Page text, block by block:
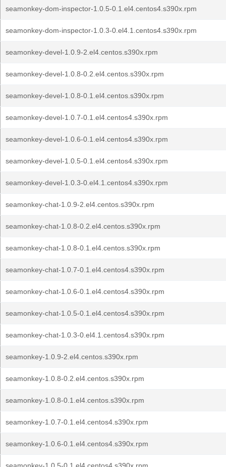
seamonkey-dom-inspector-1.0.5-0.1.el4.centos4.s390x.rpm
seamonkey-dom-inspector-1.0.3-0.el4.1.centos4.s390x.rpm
seamonkey-devel-1.0.9-2.el4.centos.s390x.rpm
seamonkey-devel-1.0.8-0.2.el4.centos.s390x.rpm
seamonkey-devel-1.0.8-0.1.el4.centos.s390x.rpm
seamonkey-devel-1.0.7-0.1.el4.centos4.s390x.rpm
seamonkey-devel-1.0.6-0.1.el4.centos4.s390x.rpm
seamonkey-devel-1.0.5-0.1.el4.centos4.s390x.rpm
seamonkey-devel-1.0.3-0.el4.1.centos4.s390x.rpm
seamonkey-chat-1.0.9-2.el4.centos.s390x.rpm
seamonkey-chat-1.0.8-0.2.el4.centos.s390x.rpm
seamonkey-chat-1.0.8-0.1.el4.centos.s390x.rpm
seamonkey-chat-1.0.7-0.1.el4.centos4.s390x.rpm
seamonkey-chat-1.0.6-0.1.el4.centos4.s390x.rpm
seamonkey-chat-1.0.5-0.1.el4.centos4.s390x.rpm
seamonkey-chat-1.0.3-0.el4.1.centos4.s390x.rpm
seamonkey-1.0.9-2.el4.centos.s390x.rpm
seamonkey-1.0.8-0.2.el4.centos.s390x.rpm
seamonkey-1.0.8-0.1.el4.centos.s390x.rpm
seamonkey-1.0.7-0.1.el4.centos4.s390x.rpm
seamonkey-1.0.6-0.1.el4.centos4.s390x.rpm